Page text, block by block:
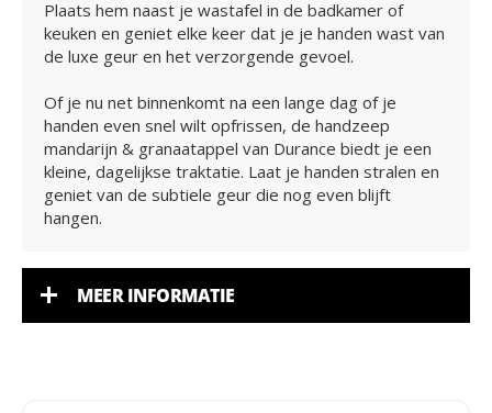
Plaats hem naast je wastafel in de badkamer of
keuken en geniet elke keer dat je je handen wast van
de luxe geur en het verzorgende gevoel.
Of je nu net binnenkomt na een lange dag of je
handen even snel wilt opfrissen, de handzeep
mandarijn & granaatappel van Durance biedt je een
kleine, dagelijkse traktatie. Laat je handen stralen en
geniet van de subtiele geur die nog even blijft
hangen.
MEER INFORMATIE